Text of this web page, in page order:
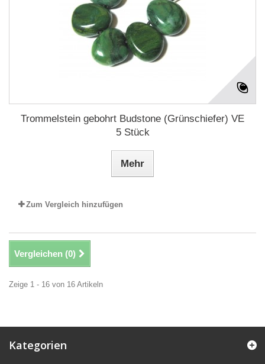
Trommelstein gebohrt Budstone (Grünschiefer) VE
5 Stück
Mehr
Zum Vergleich hinzufügen
Vergleichen (0)
Zeige 1 - 16 von 16 Artikeln
Kategorien